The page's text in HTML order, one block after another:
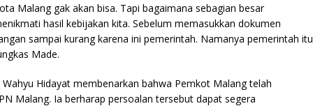
Malang gak akan bisa. Tapi bagaimana sebagian besar
hasil kebijakan kita. Sebelum memasukkan dokumen
sampai kurang karena ini pemerintah. Namanya pemerintah itu
Made.
Hidayat membenarkan bahwa Pemkot Malang telah
Malang. Ia berharap persoalan tersebut dapat segera